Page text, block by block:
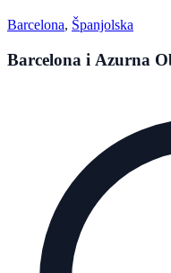
Barcelona, Španjolska
Barcelona i Azurna